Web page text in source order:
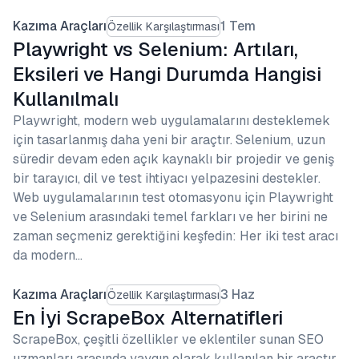
Kazıma AraçlarıÖzellik Karşılaştırması1 Tem
Playwright vs Selenium: Artıları,
Eksileri ve Hangi Durumda Hangisi
Kullanılmalı
Playwright, modern web uygulamalarını desteklemek
için tasarlanmış daha yeni bir araçtır. Selenium, uzun
süredir devam eden açık kaynaklı bir projedir ve geniş
bir tarayıcı, dil ve test ihtiyacı yelpazesini destekler.
Web uygulamalarının test otomasyonu için Playwright
ve Selenium arasındaki temel farkları ve her birini ne
zaman seçmeniz gerektiğini keşfedin: Her iki test aracı
da modern…
Kazıma AraçlarıÖzellik Karşılaştırması3 Haz
En İyi ScrapeBox Alternatifleri
ScrapeBox, çeşitli özellikler ve eklentiler sunan SEO